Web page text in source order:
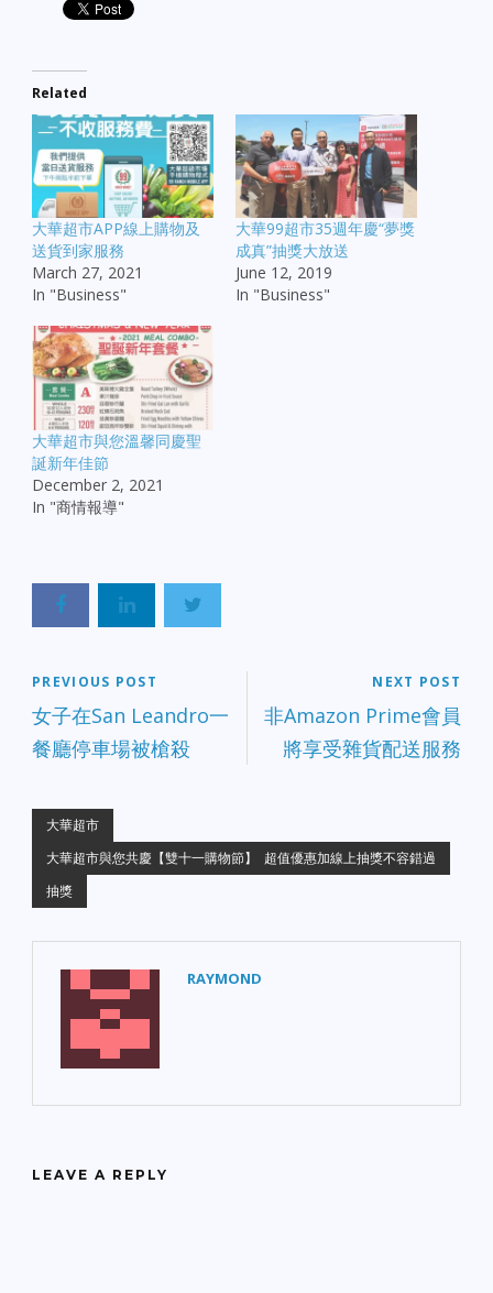
Related
大華超市APP線上購物及
送貨到家服務
March 27, 2021
In "Business"
大華99超市35週年慶“夢獎
成真”抽獎大放送
June 12, 2019
In "Business"
大華超市與您溫馨同慶聖
誕新年佳節
December 2, 2021
In "商情報導"
PREVIOUS POST
女子在San Leandro一
餐廳停車場被槍殺
NEXT POST
非Amazon Prime會員
將享受雜貨配送服務
大華超市
大華超市與您共慶【雙十一購物節】 超值優惠加線上抽獎不容錯過
抽獎
RAYMOND
LEAVE A REPLY